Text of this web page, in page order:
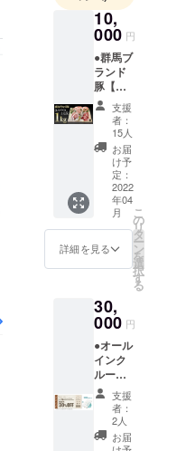
本全国の
方々に、非
日常的な空
間をお楽し
みいただ
き、また、
地元の肉や
野菜、それ
らを使った
料理などを
楽しんでい
ただく事
元のPRに
なっていけ
ればと思っ
ています。
よろしくお
願いいたし
10,
000 円
●群馬ブ
ランド
豚【細
谷のま
る豚】
1キログ
ラム ●
お礼の
メール
◆グラ
ンピン
グ場で
提供し
ている
群馬の
ブラン
谷のま
る豚) 1
キログ
ラムを
郵送し
ます。
画像は
1.4kg分
のイ
メージ
支援
者：
15人
お届
け予
定：
2022
年04
月
詳細を見る
こ
の
リ
タ
ー
ン
を
選
択
す
る
30,
000 円
●オール
インク
ルーシ
ブ付き
【ドー
ムホテ
ル型グ
ランピ
支援
者：
2人
お届